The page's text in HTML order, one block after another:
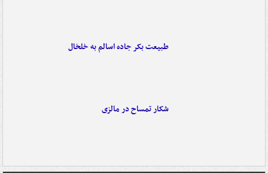
طبیعت بکر جاده اسالم به خلخال
شکار تمساح در مالزی